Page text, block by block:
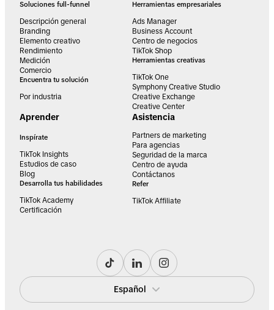
Soluciones full-funnel
Descripción general
Branding
Elemento creativo
Rendimiento
Medición
Comercio
Encuentra tu solución
Por industria
Herramientas empresariales
Ads Manager
Business Account
Centro de negocios
TikTok Shop
Herramientas creativas
TikTok One
Symphony Creative Studio
Creative Exchange
Creative Center
Aprender
Inspírate
TikTok Insights
Estudios de caso
Blog
Desarrolla tus habilidades
TikTok Academy
Certificación
Asistencia
Partners de marketing
Para agencias
Seguridad de la marca
Centro de ayuda
Contáctanos
Refer
TikTok Affiliate
Español